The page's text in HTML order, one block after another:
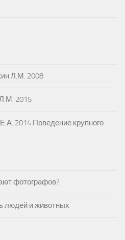
Л.М. 2008
2015
2014 Поведение крупного
фотографов?
людей и животных